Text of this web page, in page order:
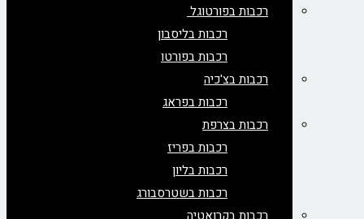
רכבות בפורטוגל
רכבות בליסבון
רכבות בפורטו
רכבות בצ'כיה
רכבות בפראג
רכבות בצרפת
רכבות בפריז
רכבות בליון
רכבות בשטרסבורג